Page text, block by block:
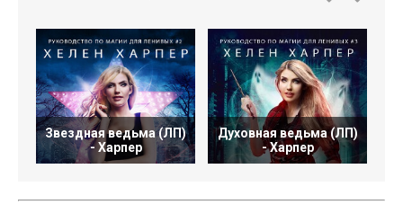
Звездная ведьма (ЛП)
- Харпер
Духовная ведьма (ЛП)
- Харпер